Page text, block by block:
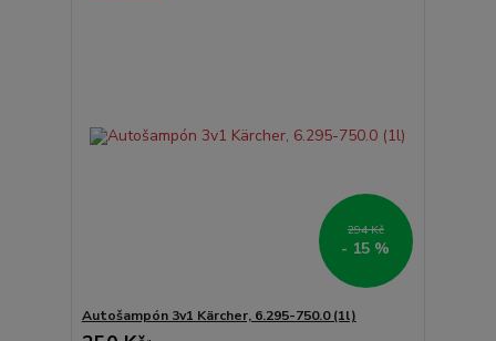
294 Kč
- 15 %
Autošampón 3v1 Kärcher, 6.295-750.0 (1l)